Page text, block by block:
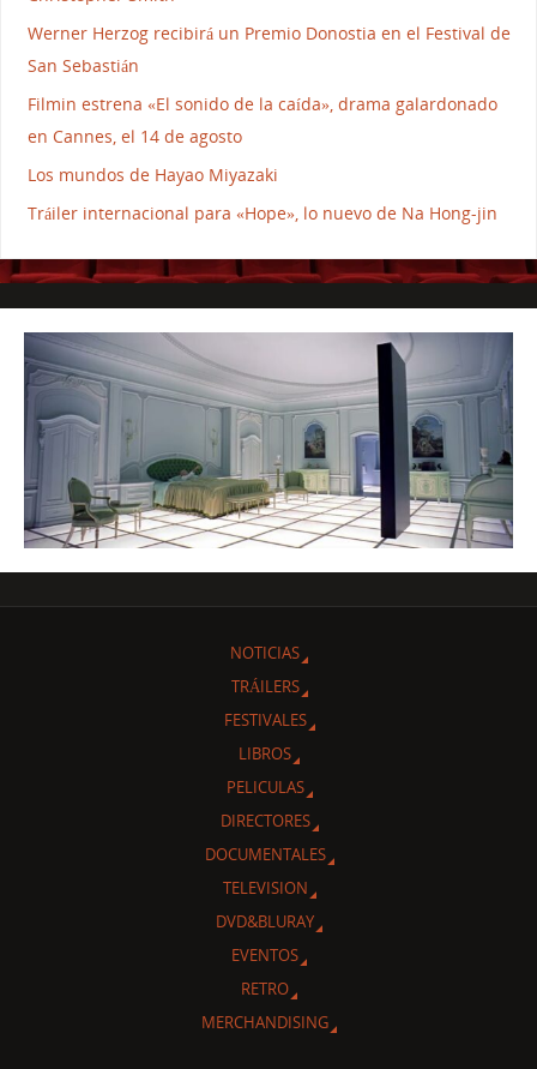
Werner Herzog recibirá un Premio Donostia en el Festival de
San Sebastián
Filmin estrena «El sonido de la caída», drama galardonado
en Cannes, el 14 de agosto
Los mundos de Hayao Miyazaki
Tráiler internacional para «Hope», lo nuevo de Na Hong-jin
NOTICIAS
TRÁILERS
FESTIVALES
LIBROS
PELICULAS
DIRECTORES
DOCUMENTALES
TELEVISION
DVD&BLURAY
EVENTOS
RETRO
MERCHANDISING